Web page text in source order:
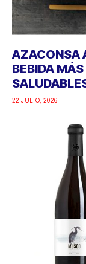
AZACONSA
BEBIDA
22 JULIO, 2026